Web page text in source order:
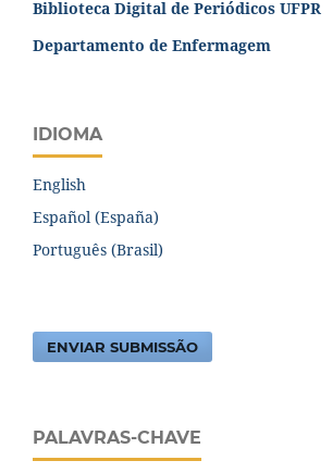
Biblioteca Digital de Periódicos UFPR
Departamento de Enfermagem
IDIOMA
English
Español (España)
Português (Brasil)
ENVIAR SUBMISSÃO
PALAVRAS-CHAVE